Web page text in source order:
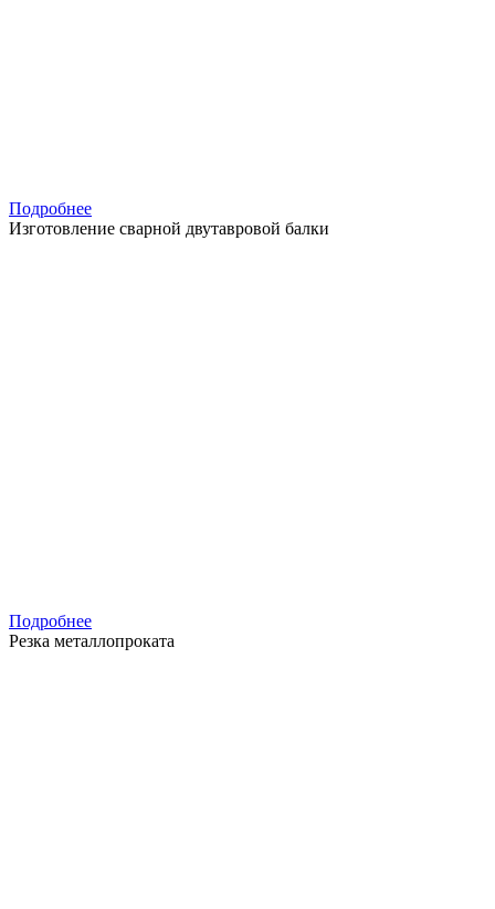
Подробнее
Изготовление сварной двутавровой балки
Подробнее
Резка металлопроката